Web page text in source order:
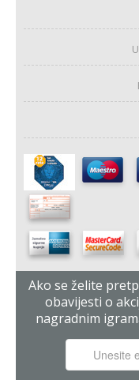
Ako se želite
obavijesti o
nagradnim